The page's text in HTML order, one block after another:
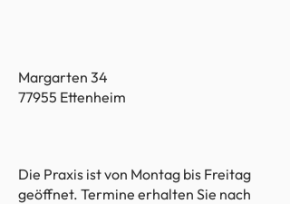
Margarten 34
77955 Ettenheim
Die Praxis ist von Montag bis Freitag
geöffnet. Termine erhalten Sie nach